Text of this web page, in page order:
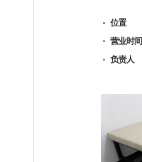
位置
营业时间
负责人